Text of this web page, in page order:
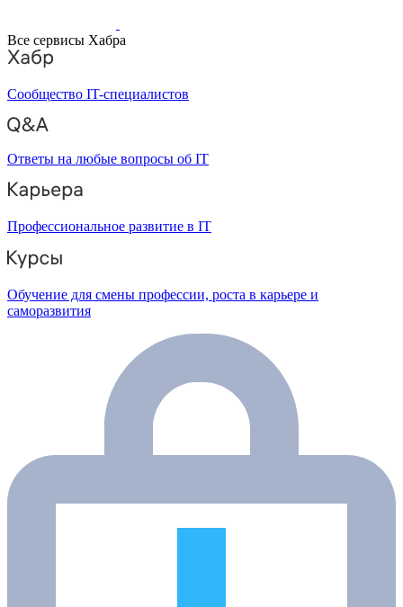
Все сервисы Хабра
Сообщество IT-специалистов
Ответы на любые вопросы об IT
Профессиональное развитие в IT
Обучение для смены профессии, роста в карьере и
саморазвития